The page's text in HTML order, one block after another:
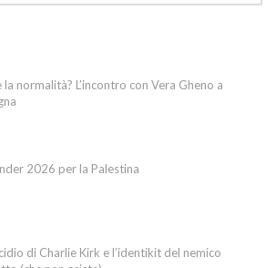
la normalità? L’incontro con Vera Gheno a
2026 per la Palestina
di Charlie Kirk e l’identikit del nemico